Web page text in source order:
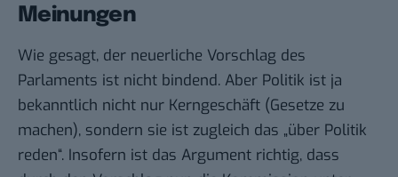
Meinungen
Wie gesagt, der neuerliche Vorschlag des
Parlaments ist nicht bindend. Aber Politik ist ja
bekanntlich nicht nur Kerngeschäft (Gesetze zu
machen), sondern sie ist zugleich das „über Politik
reden“. Insofern ist das Argument richtig, dass